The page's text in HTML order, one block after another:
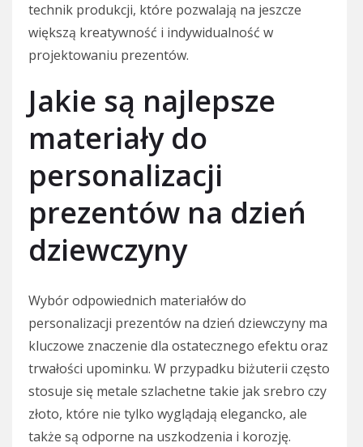
technik produkcji, które pozwalają na jeszcze
większą kreatywność i indywidualność w
projektowaniu prezentów.
Jakie są najlepsze
materiały do
personalizacji
prezentów na dzień
dziewczyny
Wybór odpowiednich materiałów do
personalizacji prezentów na dzień dziewczyny ma
kluczowe znaczenie dla ostatecznego efektu oraz
trwałości upominku. W przypadku biżuterii często
stosuje się metale szlachetne takie jak srebro czy
złoto, które nie tylko wyglądają elegancko, ale
także są odporne na uszkodzenia i korozję.